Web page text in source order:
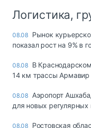
Логистика,
08.08 Рынок
показал рост на 9% в
08.08 В
14 км трассы Армавир
08.08 Аэропорт
для новых регулярных
08.08 Ростовская